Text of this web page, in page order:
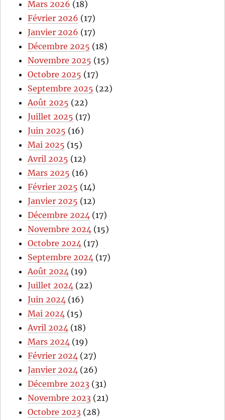
Mars 2026 (18)
Février 2026 (17)
Janvier 2026 (17)
Décembre 2025 (18)
Novembre 2025 (15)
Octobre 2025 (17)
Septembre 2025 (22)
Août 2025 (22)
Juillet 2025 (17)
Juin 2025 (16)
Mai 2025 (15)
Avril 2025 (12)
Mars 2025 (16)
Février 2025 (14)
Janvier 2025 (12)
Décembre 2024 (17)
Novembre 2024 (15)
Octobre 2024 (17)
Septembre 2024 (17)
Août 2024 (19)
Juillet 2024 (22)
Juin 2024 (16)
Mai 2024 (15)
Avril 2024 (18)
Mars 2024 (19)
Février 2024 (27)
Janvier 2024 (26)
Décembre 2023 (31)
Novembre 2023 (21)
Octobre 2023 (28)